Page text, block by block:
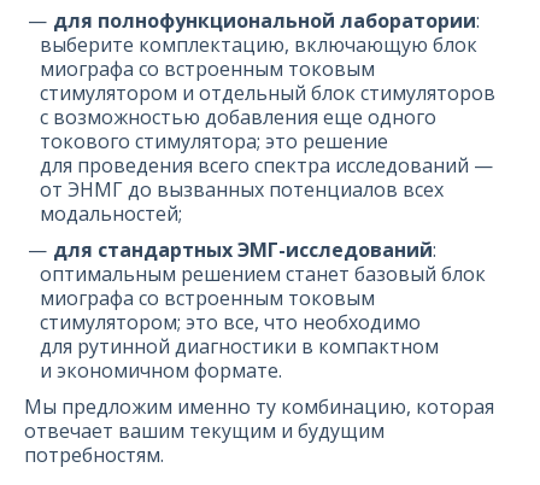
для полнофункциональной лаборатории:
выберите комплектацию, включающую блок
миографа со встроенным токовым
стимулятором и отдельный блок стимуляторов
с возможностью добавления еще одного
токового стимулятора; это решение
для проведения всего спектра исследований —
от ЭНМГ до вызванных потенциалов всех
модальностей;
для стандартных ЭМГ-исследований:
оптимальным решением станет базовый блок
миографа со встроенным токовым
стимулятором; это все, что необходимо
для рутинной диагностики в компактном
и экономичном формате.
Мы предложим именно ту комбинацию, которая
отвечает вашим текущим и будущим
потребностям.